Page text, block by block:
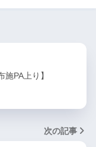
PA上り】
次の記事